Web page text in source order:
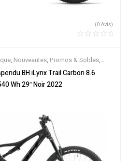
(0 Avis)
, Nouveautes, Promos & Soldes,
ville,Velos Electriques,VTT
BH iLynx Trail Carbon 8.6
Wh 29″ Noir 2022